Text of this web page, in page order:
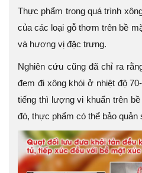
Thực phẩm trong quá trình
của các loại gỗ thơm trên bề
và hương vị đặc trưng.
Nghiên cứu cũng đã chỉ ra
đem đi xông khói ở nhiệt độ
tiếng thì lượng vi khuẩn trên
đó, thực phẩm có thể bảo